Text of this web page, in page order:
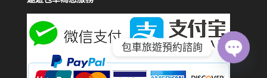
包車旅遊預約諮詢